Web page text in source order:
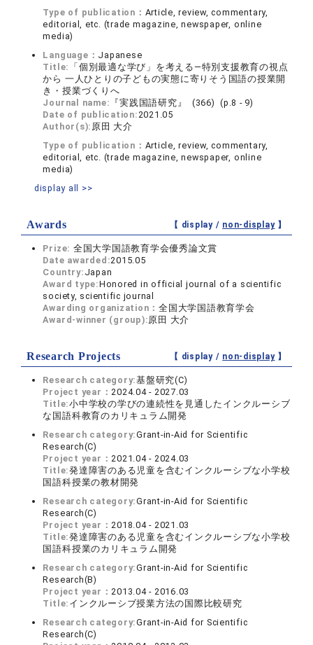
Type of publication： Article, review, commentary,
editorial, etc. (trade magazine, newspaper, online
media)
Language： Japanese
Title: 「個別最適な学び」を考える―特別支援教育の視点
から 一人ひとりの子どもの実態に寄りそう国語の授業開
き・授業づくりへ
Journal name: 『実践国語研究』 (366) (p.8 - 9)
Date of publication:2021.05
Author(s): 原田 大介
Type of publication： Article, review, commentary,
editorial, etc. (trade magazine, newspaper, online
media)
display all >>
Awards 【 display / non-display】
Prize: 全国大学国語教育学会優秀論文賞
Date awarded:2015.05
Country: Japan
Award type:Honored in official journal of a scientific
society, scientific journal
Awarding organization：全国大学国語教育学会
Award-winner (group):原田 大介
Research Projects 【 display / non-display】
Research category:基盤研究(C)
Project year：2024.04 - 2027.03
Title:小中学校の学びの連続性を見通したインクルーシブ
な国語科教育のカリキュラム開発
Research category:Grant-in-Aid for Scientific
Research(C)
Project year：2021.04 - 2024.03
Title:発達障害のある児童を含むインクルーシブな小学校
国語科授業の教材開発
Research category:Grant-in-Aid for Scientific
Research(C)
Project year：2018.04 - 2021.03
Title:発達障害のある児童を含むインクルーシブな小学校
国語科授業のカリキュラム開発
Research category:Grant-in-Aid for Scientific
Research(B)
Project year：2013.04 - 2016.03
Title: インクルーシブ授業方法の国際比較研究
Research category:Grant-in-Aid for Scientific
Research(C)